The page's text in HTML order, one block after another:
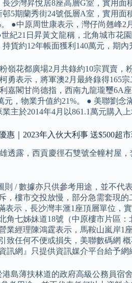
沙灣昇悅居8座高層G室，實用面
5期蘭秀街24號低層A室，實用面
●中原周世康表示，灣仔尚翹峰2
紀21日昇黃文龍稱，北角城市花
貨約12年帳面獲利140萬元，期內
嶺花都廣場2月共錄約10宗買賣，
勇表示，將軍澳2月最終錄得165
嘉閣甘尚德指，西南九龍瓏璽6A
元，物業升值約21%。 ● 美聯劉
主於2014年4月以861.1萬元購入
惠｜2023年入伙大利事 送$500超
透露，西貢慶徑石雙號全幢村屋
則 / 數據亦只供參考用途，並不代
，樓市交投放慢，部分急需套現的
表示，長沙灣丰滙1座頂層單位，
角七姊妹道18號（中原樓市片區：
業經理陳鴻霆表示，馬鞍山嵐岸1
致任何不便或損失，美聯數碼網 概
訊網』只提供資訊媒介平台給予
港島薄扶林道的政府高級公務員